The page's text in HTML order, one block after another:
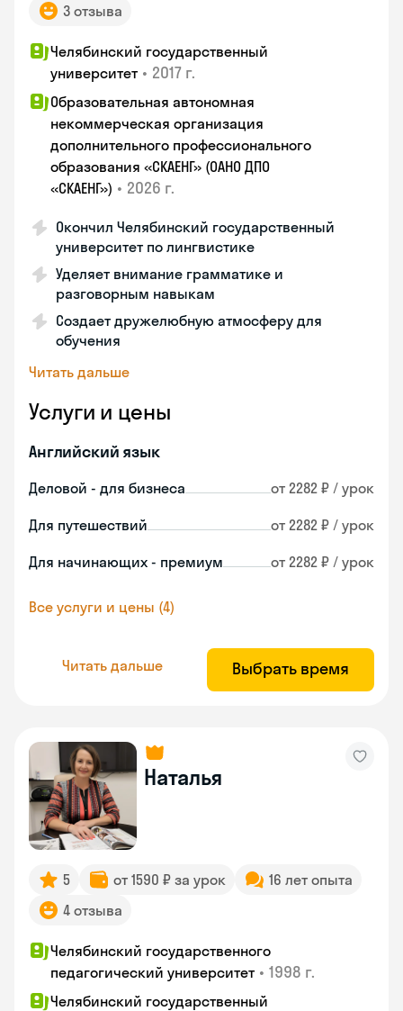
3 отзыва
Челябинский государственный
университет • 2017 г.
Образовательная автономная
некоммерческая организация
дополнительного профессионального
образования «СКАЕНГ» (ОАНО ДПО
«СКАЕНГ») • 2026 г.
Окончил Челябинский государственный
университет по лингвистике
Уделяет внимание грамматике и
разговорным навыкам
Создает дружелюбную атмосферу для
обучения
Читать дальше
Услуги и цены
Английский язык
Деловой - для бизнеса от 2282 ₽ / урок
Для путешествий от 2282 ₽ / урок
Для начинающих - премиум от 2282 ₽ / урок
Все услуги и цены (4)
Читать дальше Выбрать время
Наталья
5 от 1590 ₽ за урок
16 лет опыта
4 отзыва
Челябинский государственного
педагогический университет • 1998 г.
Челябинский государственный